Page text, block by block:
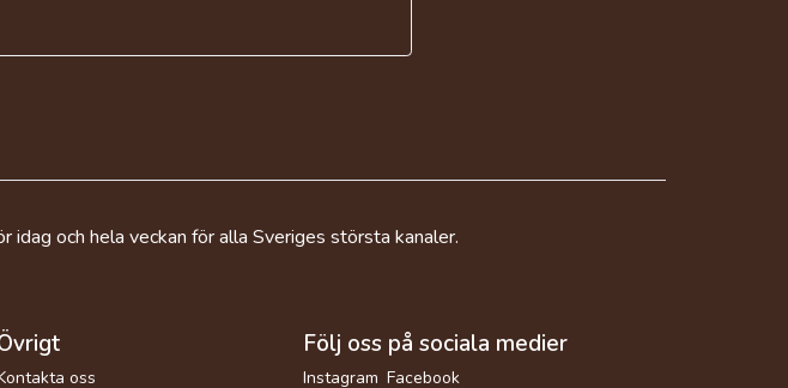
och hela veckan för alla Sveriges största kanaler.
oss
Följ oss på sociala medier
Instagram Facebook